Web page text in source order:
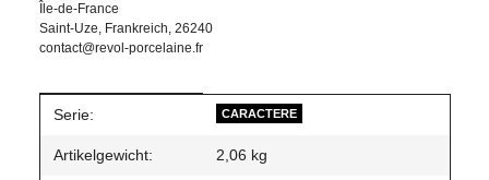
Île-de-France
Saint-Uze, Frankreich, 26240
contact@revol-porcelaine.fr
Produkteigenschaft
Wert
Serie: CARACTERE
Artikelgewicht: 2,06 kg